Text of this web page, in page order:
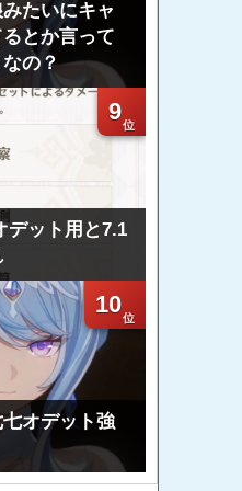
みたいにキャ
とか言って
の？
9
デット用と7.1
10
七オデット強